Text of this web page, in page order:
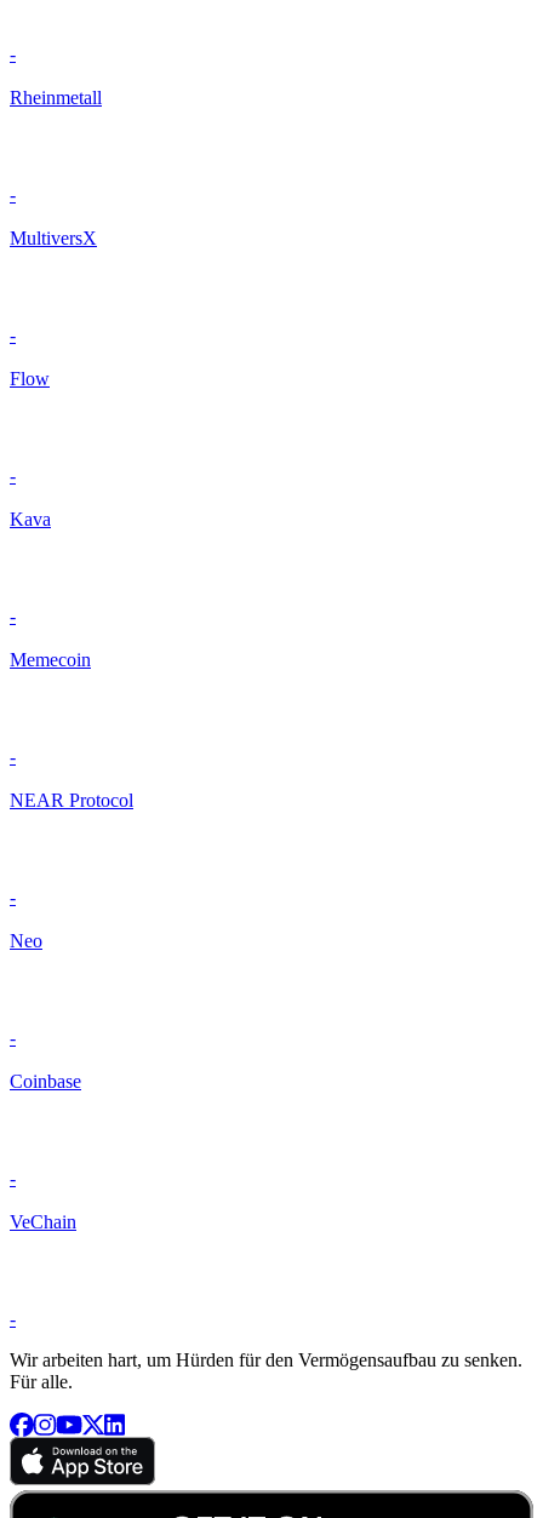
-
Rheinmetall
-
MultiversX
-
Flow
-
Kava
-
Memecoin
-
NEAR Protocol
-
Neo
-
Coinbase
-
VeChain
-
Wir arbeiten hart, um Hürden für den Vermögensaufbau zu senken.
Für alle.